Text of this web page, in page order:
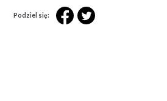
Podziel się: